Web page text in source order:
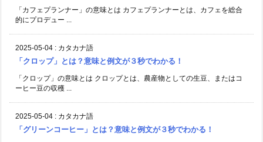
「カフェプランナー」の意味とは カフェプランナーとは、カフェを総合
的にプロデュー ...
2025-05-04 : カタカナ語
「クロップ」とは？意味と例文が３秒でわかる！
「クロップ」の意味とは クロップとは、農産物としての生豆、またはコ
ーヒー豆の収穫 ...
2025-05-04 : カタカナ語
「グリーンコーヒー」とは？意味と例文が３秒でわかる！